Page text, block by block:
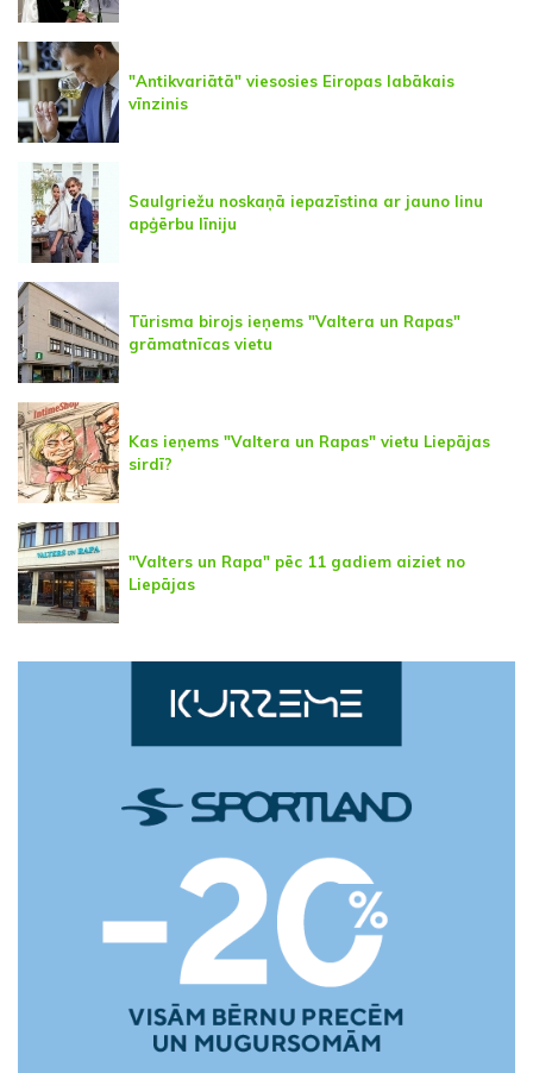
"Antikvariātā" viesosies Eiropas labākais
vīnzinis
Saulgriežu noskaņā iepazīstina ar jauno linu
apģērbu līniju
Tūrisma birojs ieņems "Valtera un Rapas"
grāmatnīcas vietu
Kas ieņems "Valtera un Rapas" vietu Liepājas
sirdī?
"Valters un Rapa" pēc 11 gadiem aiziet no
Liepājas